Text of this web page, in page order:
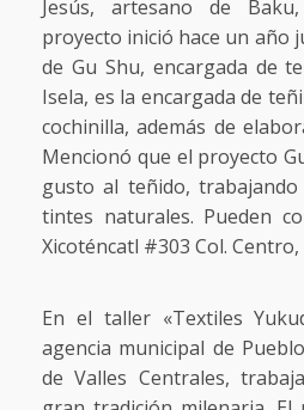
Jesús, artesano de
proyecto inició hace un año
de Gu Shu, encargada de
Isela, es la encargada de
cochinilla, además de
Mencionó que el proyecto
gusto al teñido,
tintes naturales. Pueden
Xicoténcatl #303 Col. Centro,
En el taller «Textiles
agencia municipal de
de Valles Centrales,